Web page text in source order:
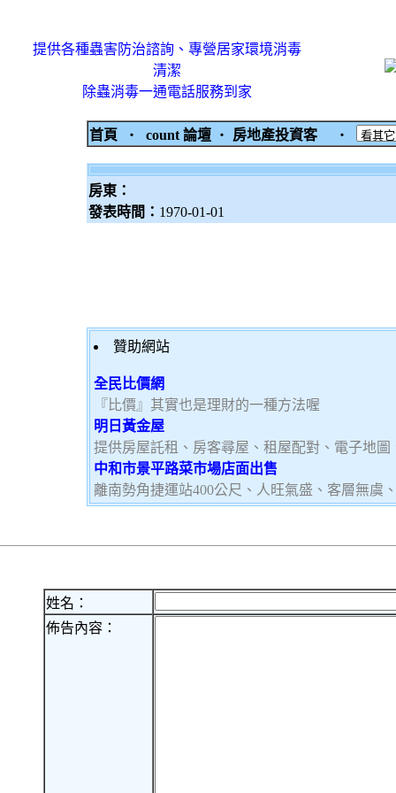
提供各種蟲害防治諮詢、專營居家環境消毒
清潔
除蟲消毒一通電話服務到家
首頁 ‧ count 論壇 ‧ 房地產投資客 ‧
房東：
發表時間： 1970-01-01
贊助網站
全民比價網
『比價』其實也是理財的一種方法喔
明日黃金屋
提供房屋託租、房客尋屋、租屋配對、電子地圖
中和市景平路菜市場店面出售
離南勢角捷運站400公尺、人旺氣盛、客層無虞
姓名：
佈告內容：